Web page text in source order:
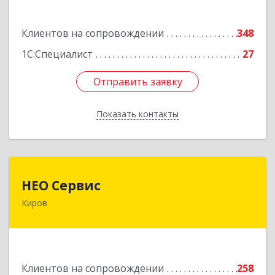
Клиентов на сопровождении
348
1С:Специалист
27
Отправить заявку
Показать контакты
Подробнее
Отправить заявку
Назад
НЕО Сервис
Киров
Клиентов на сопровождении
258
610045, Кировская обл, Киров г, Ульяновская